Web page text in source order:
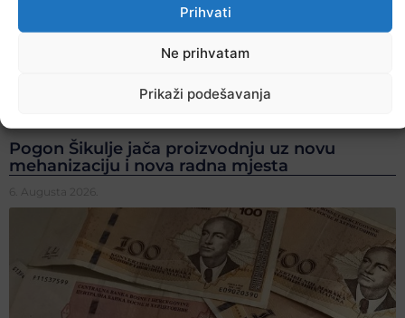
Prihvati
Ne prihvatam
Prikaži podešavanja
Pogon Šikulje jača proizvodnju uz novu
mehanizaciju i nova radna mjesta
6. Augusta 2026.